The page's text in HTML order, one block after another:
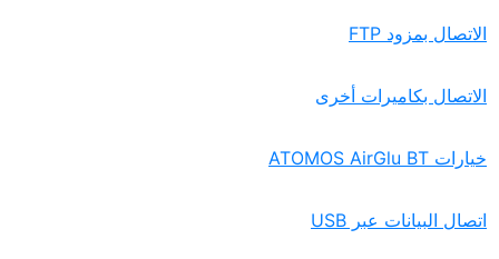
الاتصال بمزود FTP‏
الاتصال بكاميرات أخرى
خيارات ATOMOS AirGlu BT‏
اتصال البيانات عبر USB‏